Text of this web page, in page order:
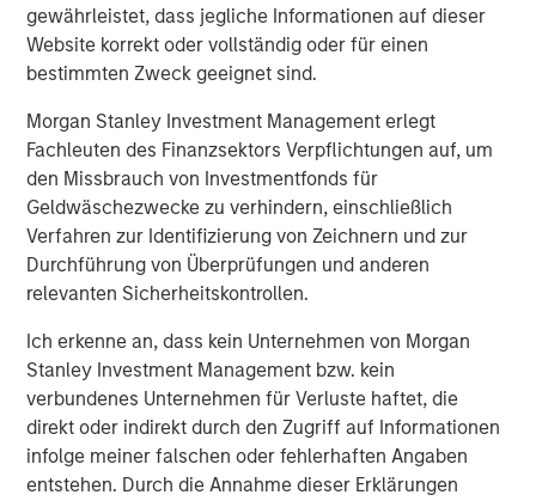
gewährleistet, dass jegliche Informationen auf dieser
Website korrekt oder vollständig oder für einen
bestimmten Zweck geeignet sind.
Morgan Stanley Investment Management erlegt
Fachleuten des Finanzsektors Verpflichtungen auf, um
den Missbrauch von Investmentfonds für
Geldwäschezwecke zu verhindern, einschließlich
Verfahren zur Identifizierung von Zeichnern und zur
Durchführung von Überprüfungen und anderen
relevanten Sicherheitskontrollen.
Ich erkenne an, dass kein Unternehmen von Morgan
Stanley Investment Management bzw. kein
verbundenes Unternehmen für Verluste haftet, die
direkt oder indirekt durch den Zugriff auf Informationen
infolge meiner falschen oder fehlerhaften Angaben
entstehen. Durch die Annahme dieser Erklärungen
Financial Supervisory Authority (Bundesanstalt für
Finanzdienstleistungsgsaufsicht). Investors and holders
of securities of the Company are strongly recommended
connection with the Offer as they contain or will contain
important information.
The Offer will be made exclusively under the laws of the
Federal Republic of Germany, especially under the WpÜG
and certain provisions of the securities laws of the United
States of America applicable to cross-border tender
provisions of jurisdictions other than those of the Federal
Republic of Germany or the United States of America (to
the extent applicable). Thus, no other announcements,
registrations, admissions or approvals of the Offer
outside of the Federal Republic of Germany have been
filed, arranged for or granted. Investors in, and holders of,